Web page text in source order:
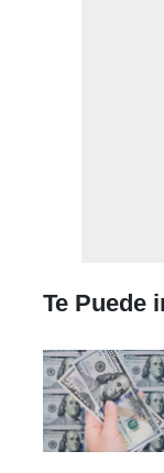
Te Puede